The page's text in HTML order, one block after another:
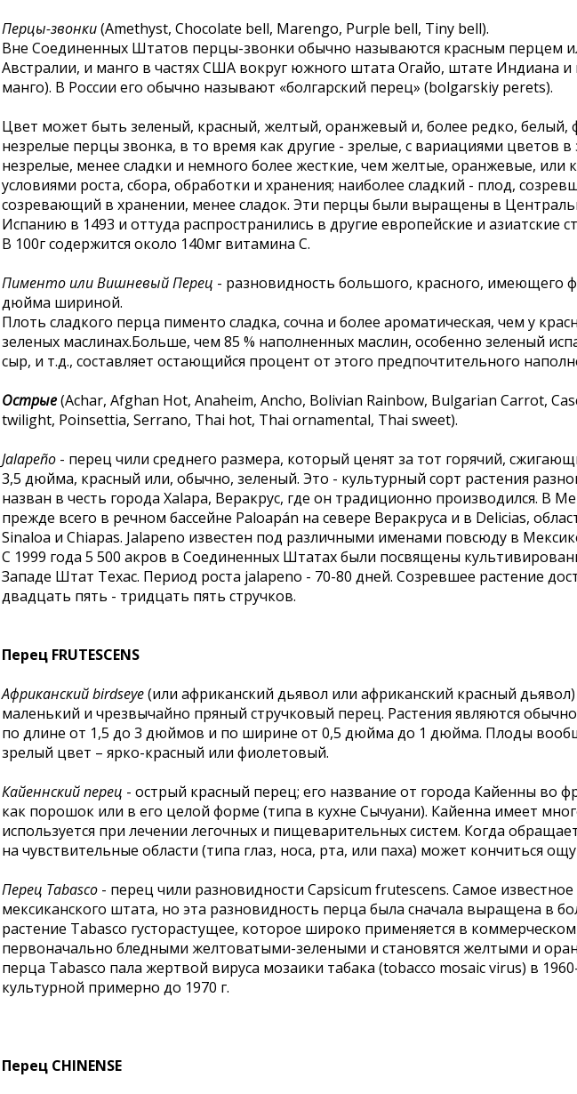
Перцы-звонки(Amethyst, Chocolate bell, Marengo, Purple bell, Tiny bell).
Вне Соединенных Штатов перцы-звонки обычно называются красным перцем
Австралии, и манго в частях США вокруг южного штата Огайо, штате Индиана
манго). В России его обычно называют «болгарский перец» (bolgarskiy perets).
Цвет может быть зеленый, красный, желтый, оранжевый и, более редко,
незрелые перцы звонка, в то время как другие - зрелые, с вариациями цветов
незрелые, менее сладки и немного более жесткие, чем желтые, оранжевые,
условиями роста, сбора, обработки и хранения; наиболее сладкий - плод,
созревающий в хранении, менее сладок. Эти перцы были выращены в
Испанию в 1493 и оттуда распространились в другие европейские и азиатские
В 100г содержится около 140мг витамина С.
Пименто или Вишневый Перец - разновидность большого, красного, имеющего
дюйма шириной.
Плоть сладкого перца пименто сладка, сочна и более ароматическая, чем у
зеленых маслинах.Больше, чем 85 % наполненных маслин, особенно зеленый
сыр, и т.д., составляет остающийся процент от этого предпочтительного
Острые(Achar, Afghan Hot, Anaheim, Ancho, Bolivian Rainbow, Bulgarian Carrot,
twilight, Poinsettia, Serrano, Thai hot, Thai ornamental, Thai sweet).
Jalapeño - перец чили среднего размера, который ценят за тот горячий,
3,5 дюйма, красный или, обычно, зеленый. Это - культурный сорт растения
назван в честь города Xalapa, Веракрус, где он традиционно производился.
прежде всего в речном бассейне Paloapán на севере Веракруса и в Delicias,
Sinaloa и Chiapas. Jalapeno известен под различными именами повсюду в
С 1999 года 5 500 акров в Соединенных Штатах были посвящены
Западе Штат Техас. Период роста jalapeno - 70-80 дней. Созревшее растение
двадцать пять - тридцать пять стручков.
Перец FRUTESCENS
Африканский birdseye(или африканский дьявол или африканский красный
маленький и чрезвычайно пряный стручковый перец. Растения являются
по длине от 1,5 до 3 дюймов и по ширине от 0,5 дюйма до 1 дюйма. Плоды
зрелый цвет – ярко-красный или фиолетовый.
Кайеннский перец - острый красный перец; его название от города Кайенны во
как порошок или в его целой форме (типа в кухне Сычуани). Кайенна имеет
используется при лечении легочных и пищеварительных систем. Когда
на чувствительные области (типа глаз, носа, рта, или паха) может кончиться
Перец Tabasco - перец чили разновидности Capsicum frutescens. Самое
мексиканского штата, но эта разновидность перца была сначала выращена в
растение Tabasco густорастущее, которое широко применяется в
первоначально бледными желтоватыми-зелеными и становятся желтыми и
перца Tabasco пала жертвой вируса мозаики табака (tobacco mosaic virus) в
культурной примерно до 1970 г.
Перец CHINENSE